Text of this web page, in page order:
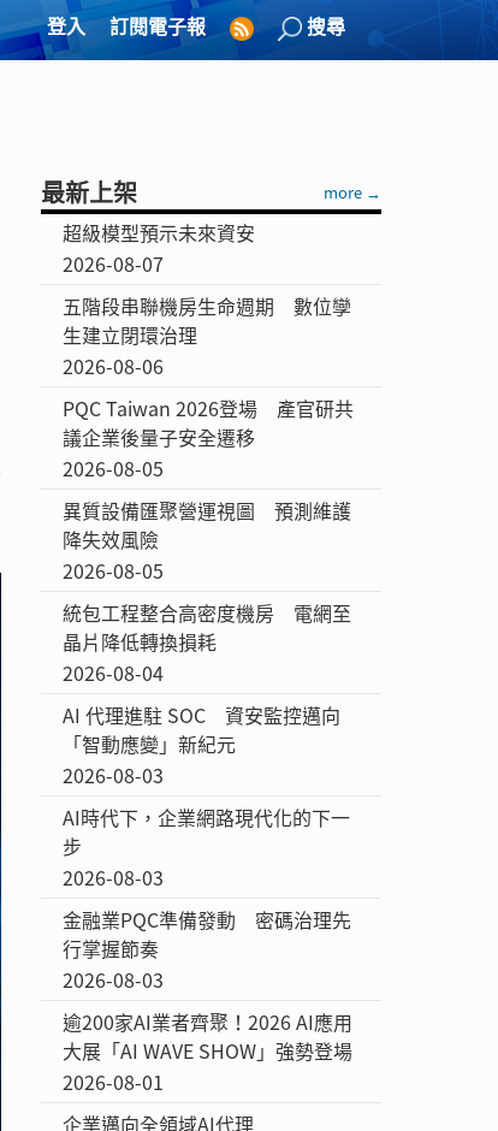
登入 訂閱電子報 搜尋
最新上架 more →
超級模型預示未來資安
2026-08-07
五階段串聯機房生命週期 數位孿
生建立閉環治理
2026-08-06
PQC Taiwan 2026登場 產官研共
議企業後量子安全遷移
2026-08-05
異質設備匯聚營運視圖 預測維護
降失效風險
2026-08-05
統包工程整合高密度機房 電網至
晶片降低轉換損耗
2026-08-04
AI 代理進駐 SOC 資安監控邁向
「智動應變」新紀元
2026-08-03
AI時代下，企業網路現代化的下一
步
2026-08-03
金融業PQC準備發動 密碼治理先
行掌握節奏
2026-08-03
逾200家AI業者齊聚！2026 AI應用
大展「AI WAVE SHOW」強勢登場
2026-08-01
企業邁向全領域AI代理